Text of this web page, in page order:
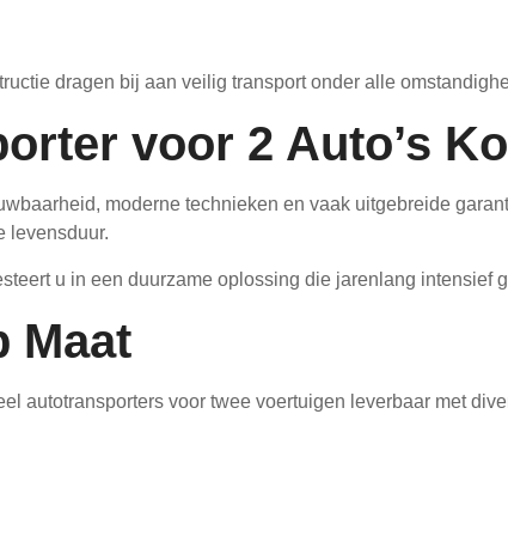
dragen bij aan veilig transport onder alle
voor 2 Auto’s
moderne technieken en vaak uitgebreide
levensduur.
u in een duurzame oplossing die jarenlang intensief
Maat
autotransporters voor twee voertuigen leverbaar met